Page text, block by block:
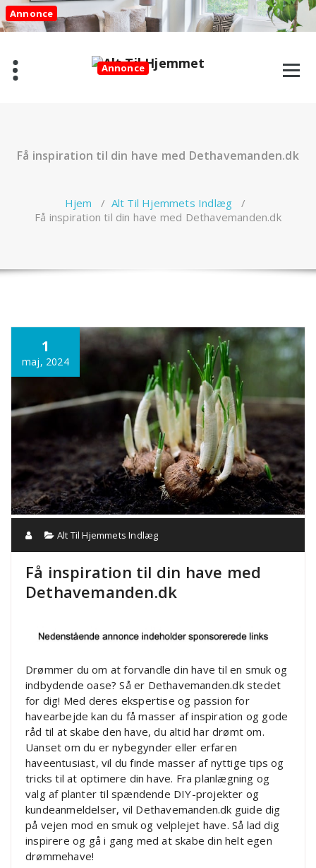
Videre
til
indhold
Annonce
Annonce
Få inspiration til din have med Dethavemanden.dk
Hjem / Alt Til Hjemmets Indlæg /
Få inspiration til din have med Dethavemanden.dk
1
maj, 2024
Annonce
Alt Til Hjemmets Indlæg
Få inspiration til din have med
Dethavemanden.dk
Drømmer du om at forvandle din have til en smuk og
indbydende oase? Så er Dethavemanden.dk stedet
for dig! Med deres ekspertise og passion for
havearbejde kan du få masser af inspiration og gode
råd til at skabe den have, du altid har drømt om.
Uanset om du er nybegynder eller erfaren
haveentusiast, vil du finde masser af nyttige tips og
tricks til at optimere din have. Fra planlægning og
valg af planter til spændende DIY-projekter og
kundeanmeldelser, vil Dethavemanden.dk guide dig
på vejen mod en smuk og velplejet have. Så lad dig
inspirere og gå i gang med at skabe din helt egen
drømmehave!